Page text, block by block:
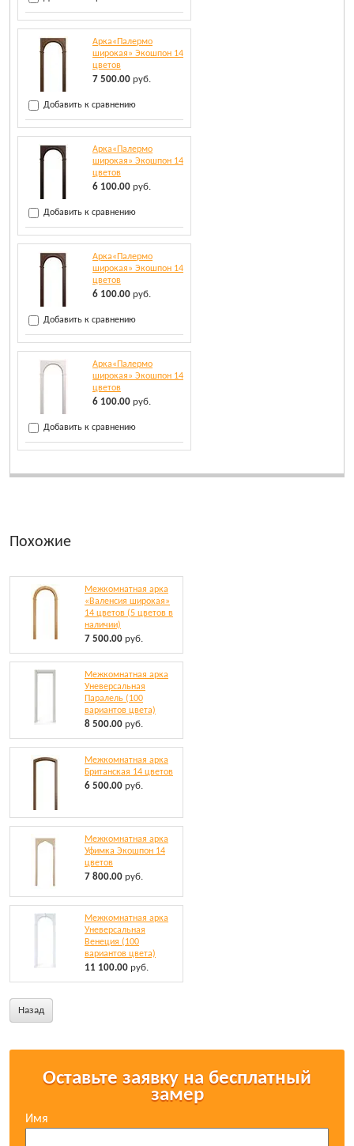
Арка«Палермо
широкая» Экошпон 14
цветов
7 500.00 руб.
Добавить к сравнению
Арка«Палермо
широкая» Экошпон 14
цветов
6 100.00 руб.
Добавить к сравнению
Арка«Палермо
широкая» Экошпон 14
цветов
6 100.00 руб.
Добавить к сравнению
Арка«Палермо
широкая» Экошпон 14
цветов
6 100.00 руб.
Добавить к сравнению
Похожие
Межкомнатная арка
«Валенсия широкая»
14 цветов (5 цветов в
наличии)
7 500.00 руб.
Межкомнатная арка
Уневерсальная
Паралель (100
вариантов цвета)
8 500.00 руб.
Межкомнатная арка
Британская 14 цветов
6 500.00 руб.
Межкомнатная арка
Уфимка Экошпон 14
цветов
7 800.00 руб.
Межкомнатная арка
Уневерсальная
Венеция (100
вариантов цвета)
11 100.00 руб.
Назад
Оставьте заявку на бесплатный
замер
Имя